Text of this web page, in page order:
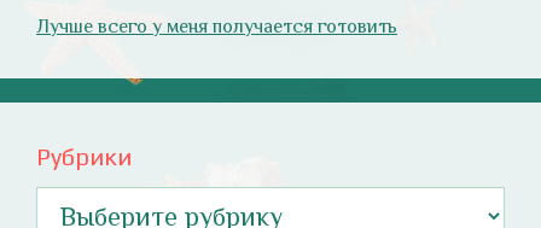
Лучше всего у меня получается готовить
Рубрики